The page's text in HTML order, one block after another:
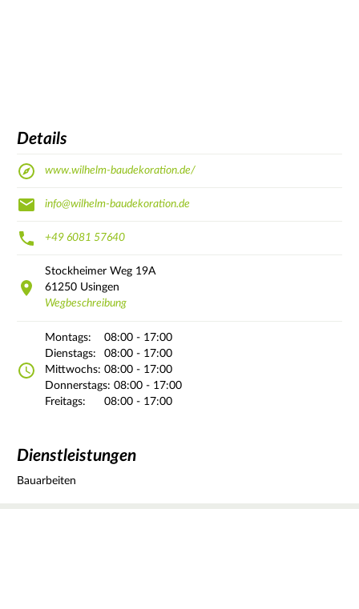
Details
www.wilhelm-baudekoration.de/
info@wilhelm-baudekoration.de
+49 6081 57640
Stockheimer Weg 19A
61250 Usingen
Wegbeschreibung
Montags:
08:00 - 17:00
Dienstags:
08:00 - 17:00
Mittwochs: 08:00 - 17:00
Donnerstags: 08:00 - 17:00
Freitags:
08:00 - 17:00
Dienstleistungen
Bauarbeiten